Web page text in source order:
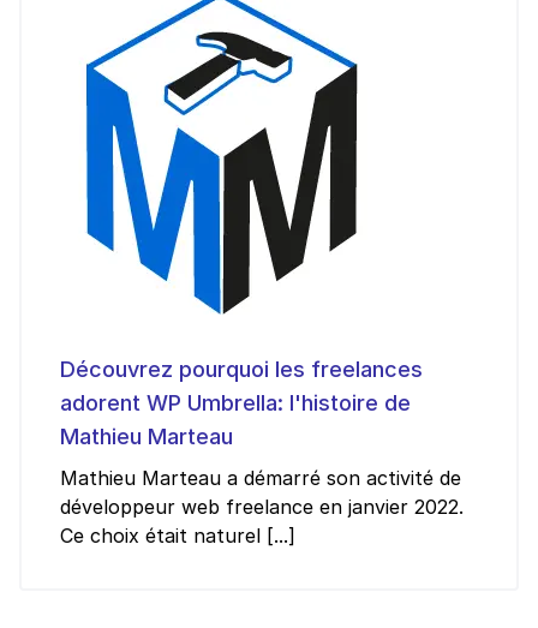
Découvrez pourquoi les freelances
adorent WP Umbrella: l'histoire de
Mathieu Marteau
Mathieu Marteau a démarré son activité de
développeur web freelance en janvier 2022.
Ce choix était naturel [...]